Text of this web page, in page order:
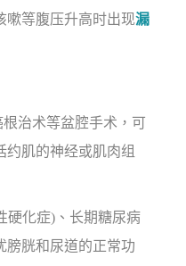
嗽等腹压升高时出现漏
治术等盆腔手术，可
约肌的神经或肌肉组
化症)、长期糖尿病
膀胱和尿道的正常功